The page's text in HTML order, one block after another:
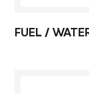
FUEL /